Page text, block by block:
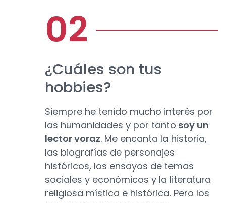
¿Cuáles son tus
hobbies?
Siempre he tenido mucho interés por
las humanidades y por tanto soy un
lector voraz. Me encanta la historia,
las biografías de personajes
históricos, los ensayos de temas
sociales y económicos y la literatura
religiosa mística e histórica. Pero los